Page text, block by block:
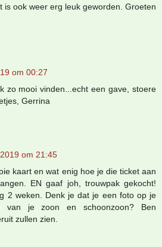
is ook weer erg leuk geworden. Groeten
om 00:27
zo mooi vinden...echt een gave, stoere
Gerrina
om 21:45
kaart en wat enig hoe je die ticket aan
EN gaaf joh, trouwpak gekocht!
2 weken. Denk je dat je een foto op je
van je zoon en schoonzoon? Ben
zullen zien.